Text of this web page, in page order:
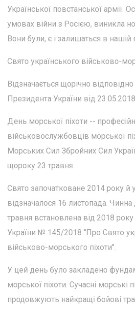
Української повстанської армії.
умовах війни з Росією, виникла
Вони були, є і залишаться в нашій
Свято українського військово-
Відзначається щорічно
Президента України від
День морської піхоти --
військовослужбовців морської
Морських Сил Збройних Сил
щороку 23 травня.
Свято започатковане 2014 року й
відзначалося 16 листопада. Чинна
травня встановлена від 2018
України № 145/2018 "Про Свято
військово-морського піхоти".
У цей день було закладено
морської піхоти. Сучасні морські
продовжують найкращі бойові